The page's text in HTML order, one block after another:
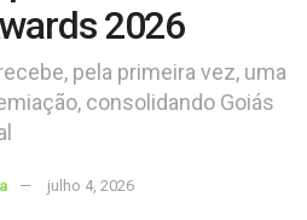
2026
pela primeira vez, uma
consolidando Goiás
julho 4, 2026